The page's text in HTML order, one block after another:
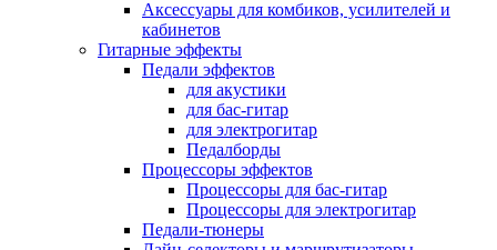
Аксессуары для комбиков, усилителей и
кабинетов
Гитарные эффекты
Педали эффектов
для акустики
для бас-гитар
для электрогитар
Педалборды
Процессоры эффектов
Процессоры для бас-гитар
Процессоры для электрогитар
Педали-тюнеры